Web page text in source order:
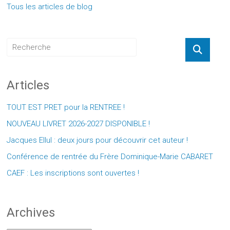
Tous les articles de blog
Articles
TOUT EST PRET pour la RENTREE !
NOUVEAU LIVRET 2026-2027 DISPONIBLE !
Jacques Ellul : deux jours pour découvrir cet auteur !
Conférence de rentrée du Frère Dominique-Marie CABARET
CAEF : Les inscriptions sont ouvertes !
Archives